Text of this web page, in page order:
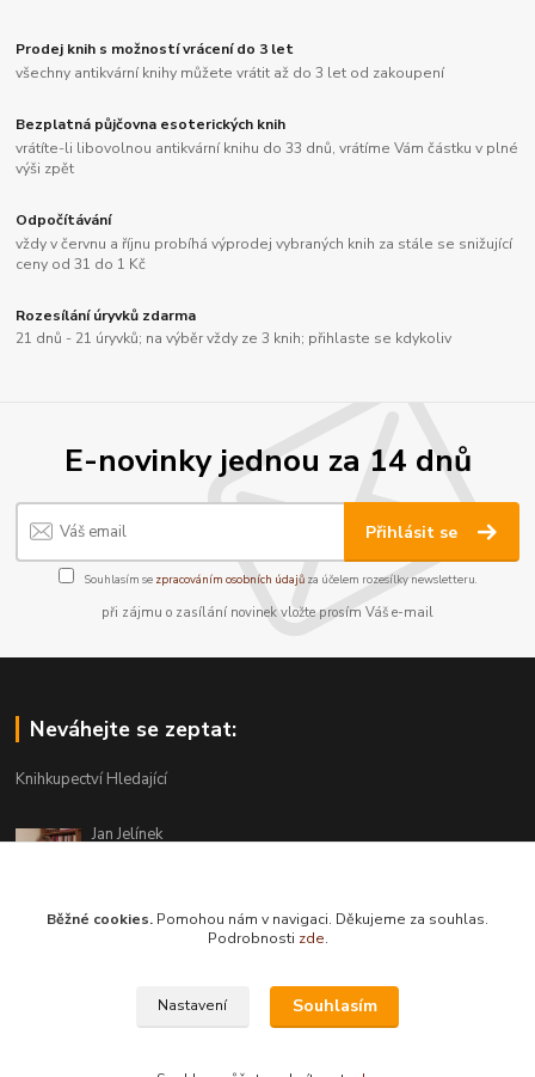
Prodej knih s možností vrácení do 3 let
všechny antikvární knihy můžete vrátit až do 3 let od zakoupení
Bezplatná půjčovna esoterických knih
vrátíte-li libovolnou antikvární knihu do 33 dnů, vrátíme Vám částku v plné
výši zpět
Odpočítávání
vždy v červnu a říjnu probíhá výprodej vybraných knih za stále se snižující
ceny od 31 do 1 Kč
Rozesílání úryvků zdarma
21 dnů - 21 úryvků; na výběr vždy ze 3 knih; přihlaste se kdykoliv
E-novinky jednou za 14 dnů
Přihlásit se
Souhlasím se zpracováním osobních údajůza účelem rozesílky newsletteru.
při zájmu o zasílání novinek vložte prosím Váš e-mail
Neváhejte se zeptat:
Knihkupectví Hledající
Jan Jelínek
info@hledajici.cz
Běžné cookies. Pomohou nám v navigaci. Děkujeme za souhlas.
Podrobnosti zde.
Nastavení Souhlasím